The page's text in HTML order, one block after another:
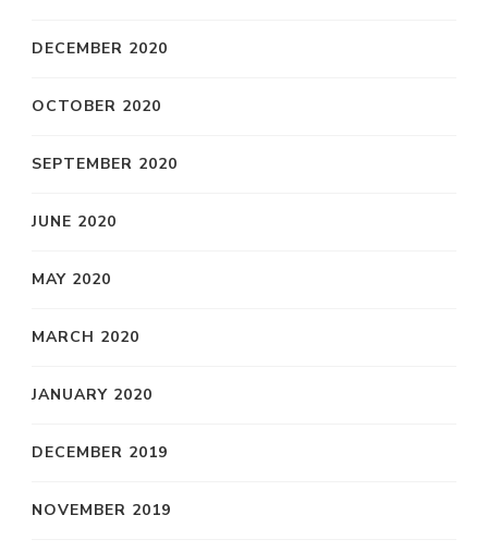
DECEMBER 2020
OCTOBER 2020
SEPTEMBER 2020
JUNE 2020
MAY 2020
MARCH 2020
JANUARY 2020
DECEMBER 2019
NOVEMBER 2019